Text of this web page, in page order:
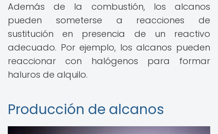
Además de la combustión, los alcanos
pueden someterse a reacciones de
sustitución en presencia de un reactivo
adecuado. Por ejemplo, los alcanos pueden
reaccionar con halógenos para formar
haluros de alquilo.
Producción de alcanos